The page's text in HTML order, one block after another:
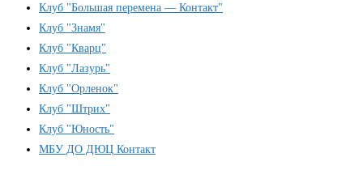
Клуб "Большая перемена — Контакт"
Клуб "Знамя"
Клуб "Кварц"
Клуб "Лазурь"
Клуб "Орленок"
Клуб "Штрих"
Клуб "Юность"
МБУ ДО ДЮЦ Контакт